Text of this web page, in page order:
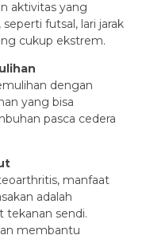
aktivitas yang
futsal, lari jarak
cukup ekstrem.
dengan
yang bisa
pasca cedera
manfaat
adalah
tekanan sendi.
membantu